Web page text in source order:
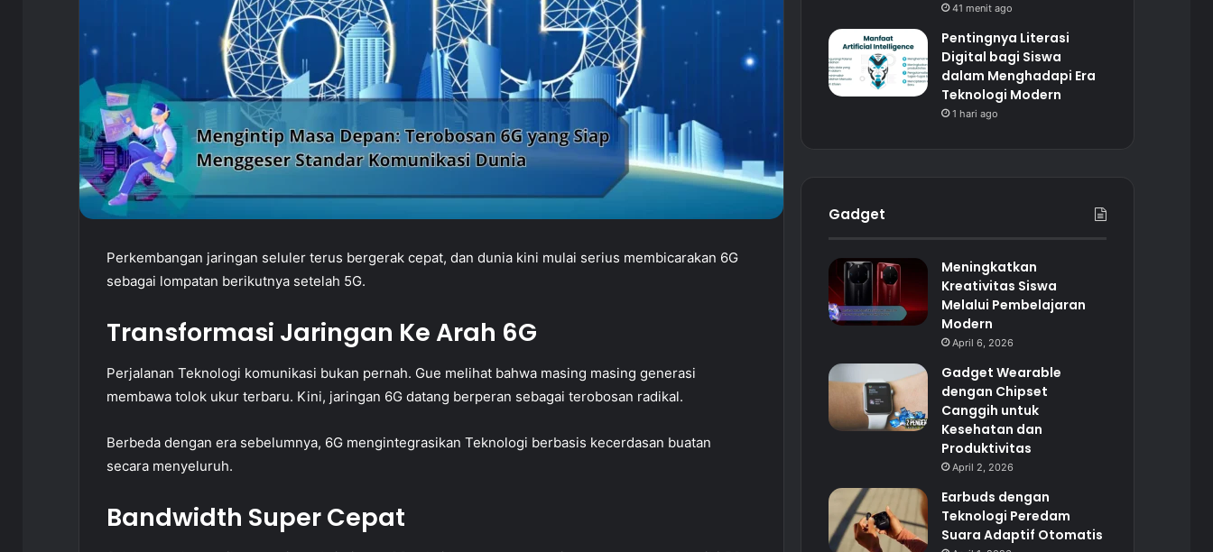
Perkembangan jaringan seluler terus bergerak cepat, dan dunia kini mulai serius membicarakan 6G
sebagai lompatan berikutnya setelah 5G.
Transformasi Jaringan Ke Arah 6G
Perjalanan Teknologi komunikasi bukan pernah. Gue melihat bahwa masing masing generasi
membawa tolok ukur terbaru. Kini, jaringan 6G datang berperan sebagai terobosan radikal.
Berbeda dengan era sebelumnya, 6G mengintegrasikan Teknologi berbasis kecerdasan buatan
secara menyeluruh.
Bandwidth Super Cepat
41 menit ago
Pentingnya Literasi
Digital bagi Siswa
dalam Menghadapi Era
Teknologi Modern
1 hari ago
Gadget
Meningkatkan
Kreativitas Siswa
Melalui Pembelajaran
Modern
April 6, 2026
Gadget Wearable
dengan Chipset
Canggih untuk
Kesehatan dan
Produktivitas
April 2, 2026
Earbuds dengan
Teknologi Peredam
Suara Adaptif Otomatis